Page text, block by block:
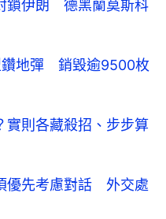
鎖伊朗 德黑蘭莫斯科
鑽地彈 銷毀逾9500枚
實則各藏殺招、步步算
優先考慮對話 外交處